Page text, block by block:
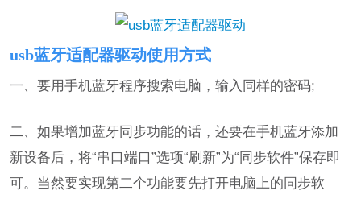
usb蓝牙适配器驱动使用方式
一、要用手机蓝牙程序搜索电脑，输入同样的密码;
二、如果增加蓝牙同步功能的话，还要在手机蓝牙添加
新设备后，将“串口端口”选项“刷新”为“同步软件”保存即
可。当然要实现第二个功能要先打开电脑上的同步软